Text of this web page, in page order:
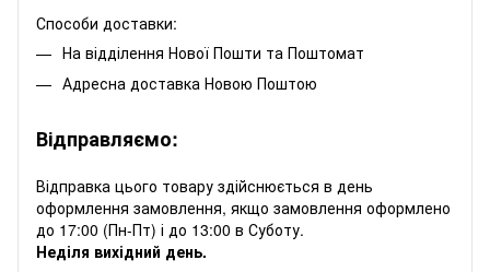
Способи доставки:
На відділення Нової Пошти та Поштомат
Адресна доставка Новою Поштою
Відправляємо:
Відправка цього товару здійснюється в день
оформлення замовлення, якщо замовлення оформлено
до 17:00 (Пн-Пт) і до 13:00 в Суботу.
Неділя вихідний день.